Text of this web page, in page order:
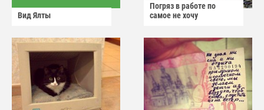
Вид Ялты
Погряз в работе по
самое не хочу